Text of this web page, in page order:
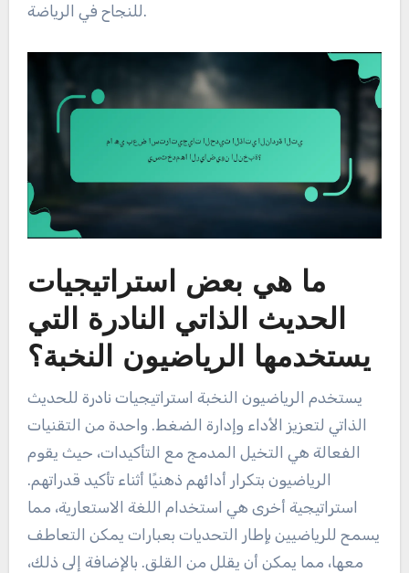
للنجاح في الرياضة.
ما هي بعض استراتيجيات
الحديث الذاتي النادرة التي
يستخدمها الرياضيون النخبة؟
يستخدم الرياضيون النخبة استراتيجيات نادرة للحديث
الذاتي لتعزيز الأداء وإدارة الضغط. واحدة من التقنيات
الفعالة هي التخيل المدمج مع التأكيدات، حيث يقوم
الرياضيون بتكرار أدائهم ذهنيًا أثناء تأكيد قدراتهم.
استراتيجية أخرى هي استخدام اللغة الاستعارية، مما
يسمح للرياضيين بإطار التحديات بعبارات يمكن التعاطف
معها، مما يمكن أن يقلل من القلق. بالإضافة إلى ذلك،